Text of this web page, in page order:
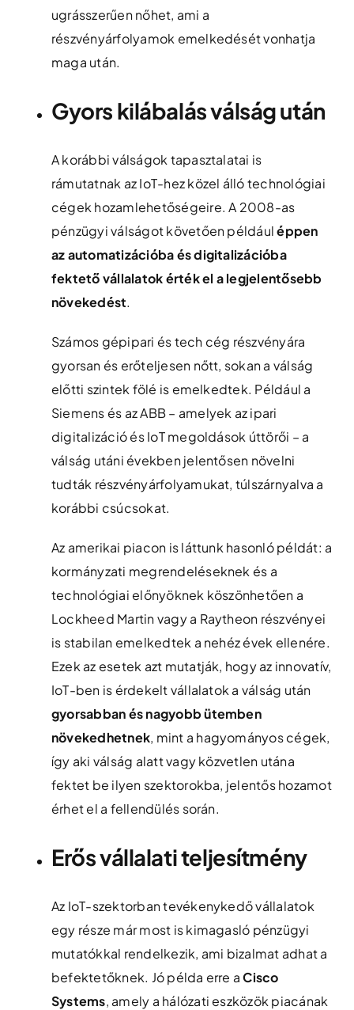
ugrásszerűen nőhet, ami a
részvényárfolyamok emelkedését vonhatja
maga után.
Gyors kilábalás válság után
A korábbi válságok tapasztalatai is
rámutatnak az IoT-hez közel álló technológiai
cégek hozamlehetőségeire. A 2008-as
pénzügyi válságot követően példáuléppen
az automatizációba és digitalizációba
fektető vállalatok érték el a legjelentősebb
növekedést.
Számos gépipari és tech cég részvényára
gyorsan és erőteljesen nőtt, sokan a válság
előtti szintek fölé is emelkedtek. Például a
Siemens és az ABB – amelyek az ipari
digitalizáció és IoT megoldások úttörői – a
válság utáni években jelentősen növelni
tudták részvényárfolyamukat, túlszárnyalva a
korábbi csúcsokat​.
Az amerikai piacon is láttunk hasonló példát: a
kormányzati megrendeléseknek és a
technológiai előnyöknek köszönhetően a
Lockheed Martin vagy a Raytheon részvényei
is stabilan emelkedtek a nehéz évek ellenére​.
Ezek az esetek azt mutatják, hogy az innovatív,
IoT-ben is érdekelt vállalatok a válság után
gyorsabban és nagyobb ütemben
növekedhetnek, mint a hagyományos cégek,
így aki válság alatt vagy közvetlen utána
fektet be ilyen szektorokba, jelentős hozamot
érhet el a fellendülés során.
Erős vállalati teljesítmény
Az IoT-szektorban tevékenykedő vállalatok
egy része már most is kimagasló pénzügyi
mutatókkal rendelkezik, ami bizalmat adhat a
befektetőknek. Jó példa erre aCisco
Systems, amely a hálózati eszközök piacának